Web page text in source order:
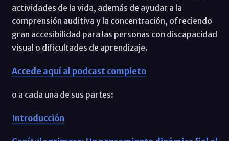
actividades de la vida, además de ayudar a la
comprensión auditiva y la concentración, ofreciendo
gran accesibilidad para las personas con discapacidad
visual o dificultades de aprendizaje.
Accede aquí al podcast completo
o a cada una de sus partes:
Introducción